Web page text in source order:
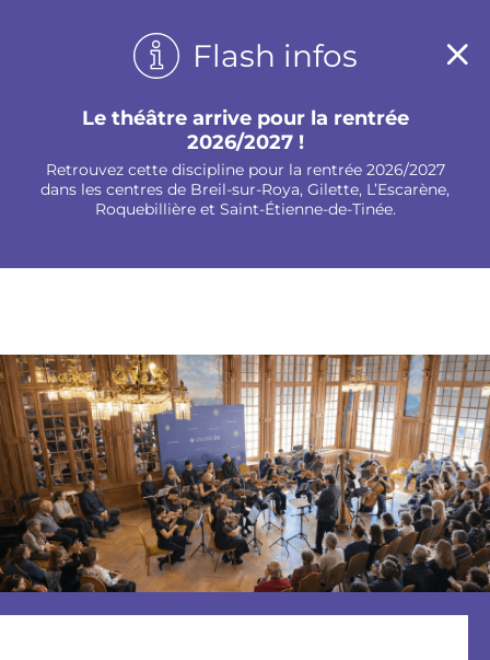
Flash infos
Le théâtre arrive pour la rentrée
2026/2027 !
Retrouvez cette discipline pour la rentrée 2026/2027
dans les centres de Breil-sur-Roya, Gilette, L’Escarène,
Roquebillière et Saint-Étienne-de-Tinée.